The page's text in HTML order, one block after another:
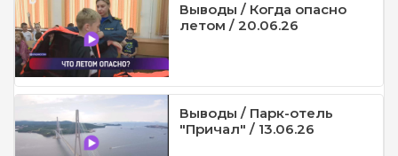
Выводы / Когда опасно
летом / 20.06.26
Выводы / Парк-отель
"Причал" / 13.06.26